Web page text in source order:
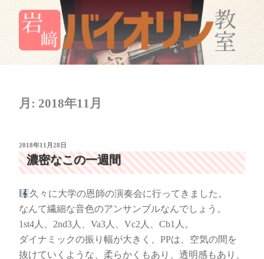
ツ
岩﨑バイオリン教室
岐阜市のバイオリン教室
月: 2018年11月
投
稿
日:
2018年11月28日
濃密なこの一週間
久々に大学の恩師の演奏会に行ってきました。
なんて繊細な音色のアンサンブルなんでしょう。
1st4人、2nd3人、Va3人、Vc2人、Cb1人。
ダイナミックの振り幅が大きく、PPは、空気の間を
抜けていくような、柔らかくもあり、透明感もあり、